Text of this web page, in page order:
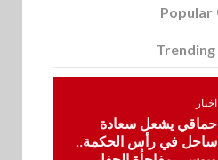
غرفة القاهرة تنظم
ندوة إلكترونية لدعم
مستهدفات رؤية مصر
2030
Popular
Trending
اخبار
حماقي يشعل سعادة
ساحل في رأس الحكمة..